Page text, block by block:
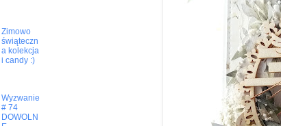
Zimowo
świąteczn
a kolekcja
i candy :)
Wyzwanie
# 74
DOWOLN